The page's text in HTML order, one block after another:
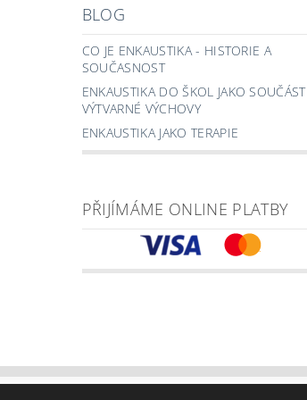
BLOG
CO JE ENKAUSTIKA - HISTORIE A
SOUČASNOST
ENKAUSTIKA DO ŠKOL JAKO SOUČÁST
VÝTVARNÉ VÝCHOVY
ENKAUSTIKA JAKO TERAPIE
PŘIJÍMÁME ONLINE PLATBY